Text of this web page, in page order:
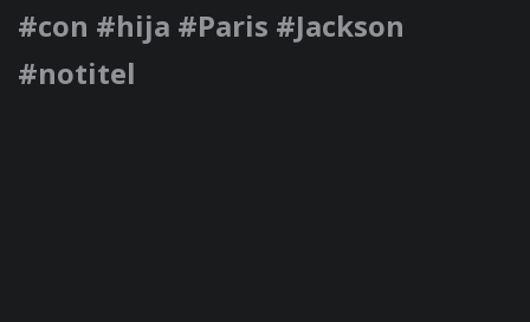
#con #hija #Paris #Jackson
#notitel